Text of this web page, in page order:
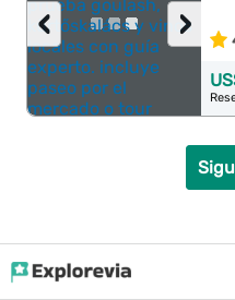
›
‹